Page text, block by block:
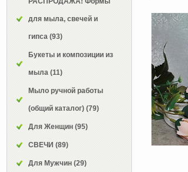
для мыла, свечей и
гипса (93)
Букеты и композиции из
мыла (11)
Мыло ручной работы
(общий каталог) (79)
Для Женщин (95)
СВЕЧИ (89)
Для Мужчин (29)